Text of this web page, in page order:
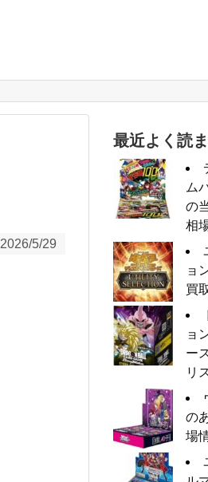
2026/5/29
最近よく読
ム
の
相
ョ
買
ョ
ー
リ
の
場